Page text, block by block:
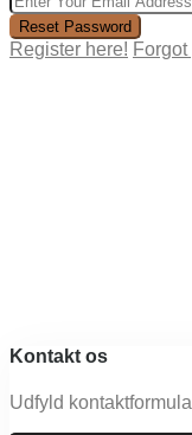
Reset Password
Register here!
Kontakt os
Udfyld